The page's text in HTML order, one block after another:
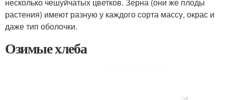
растения) имеют разную у каждого сорта массу, окрас и
даже тип оболочки.
Озимые хлеба